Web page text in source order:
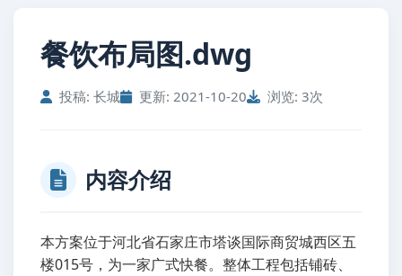
餐饮布局图.dwg
投稿: 长城 更新: 2021-10-20 浏览: 3次
内容介绍
本方案位于河北省石家庄市塔谈国际商贸城西区五
楼015号，为一家广式快餐。整体工程包括铺砖、